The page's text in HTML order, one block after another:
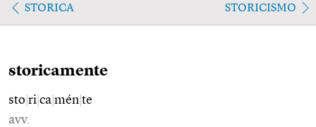
STORICA STORICISMO
storicamente
sto ri ca mén te
avv.